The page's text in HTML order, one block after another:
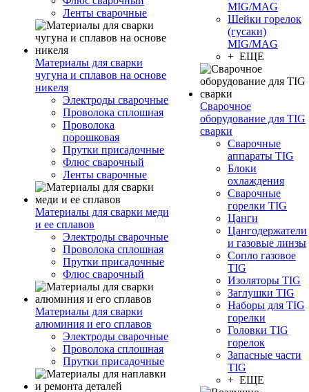
Ленты сварочные
Материалы для сварки
чугуна и сплавов на основе
никеля
Электроды сварочные
Проволока сплошная
Проволока
порошковая
Прутки присадочные
Флюс сварочный
Ленты сварочные
Материалы для сварки меди
и ее сплавов
Электроды сварочные
Проволока сплошная
Прутки присадочные
Флюс сварочный
Материалы для сварки
алюминия и его сплавов
Электроды сварочные
Проволока сплошная
Прутки присадочные
MIG/MAG
Шейки горелок
(гусаки)
MIG/MAG
+ ЕЩЕ
Сварочное
оборудование для TIG
сварки
Сварочные
аппараты TIG
Блоки
охлаждения
Сварочные
горелки TIG
Цанги
Цангодержатели
и газовые линзы
Сопло газовое
TIG
Изоляторы TIG
Заглушки TIG
Наборы для TIG
горелки
Головки TIG
горелок
Запасные части
TIG
+ ЕЩЕ